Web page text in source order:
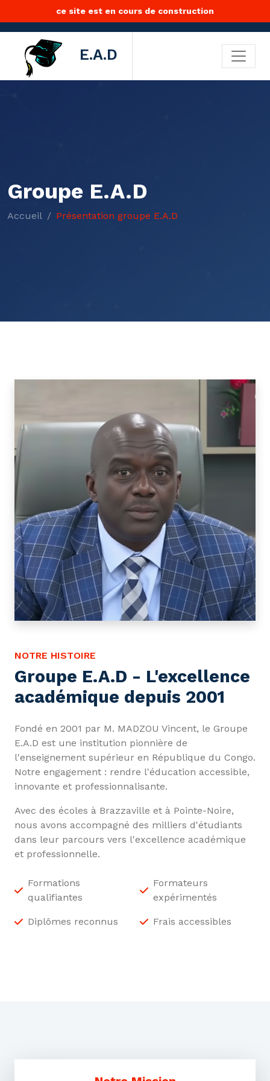
ce site est en cours de construction
E.A.D
Groupe E.A.D
Accueil Présentation groupe E.A.D
NOTRE HISTOIRE
Groupe E.A.D - L'excellence
académique depuis 2001
Fondé en 2001 par M. MADZOU Vincent, le Groupe
E.A.D est une institution pionnière de
l'enseignement supérieur en République du Congo.
Notre engagement : rendre l'éducation accessible,
innovante et professionnalisante.
Avec des écoles à Brazzaville et à Pointe-Noire,
nous avons accompagné des milliers d'étudiants
dans leur parcours vers l'excellence académique
et professionnelle.
Formations
qualifiantes
Formateurs
expérimentés
Diplômes reconnus Frais accessibles